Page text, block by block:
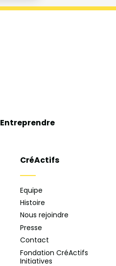
Entreprendre
CréActifs
Equipe
Histoire
Nous rejoindre
Presse
Contact
Fondation CréActifs
Initiatives